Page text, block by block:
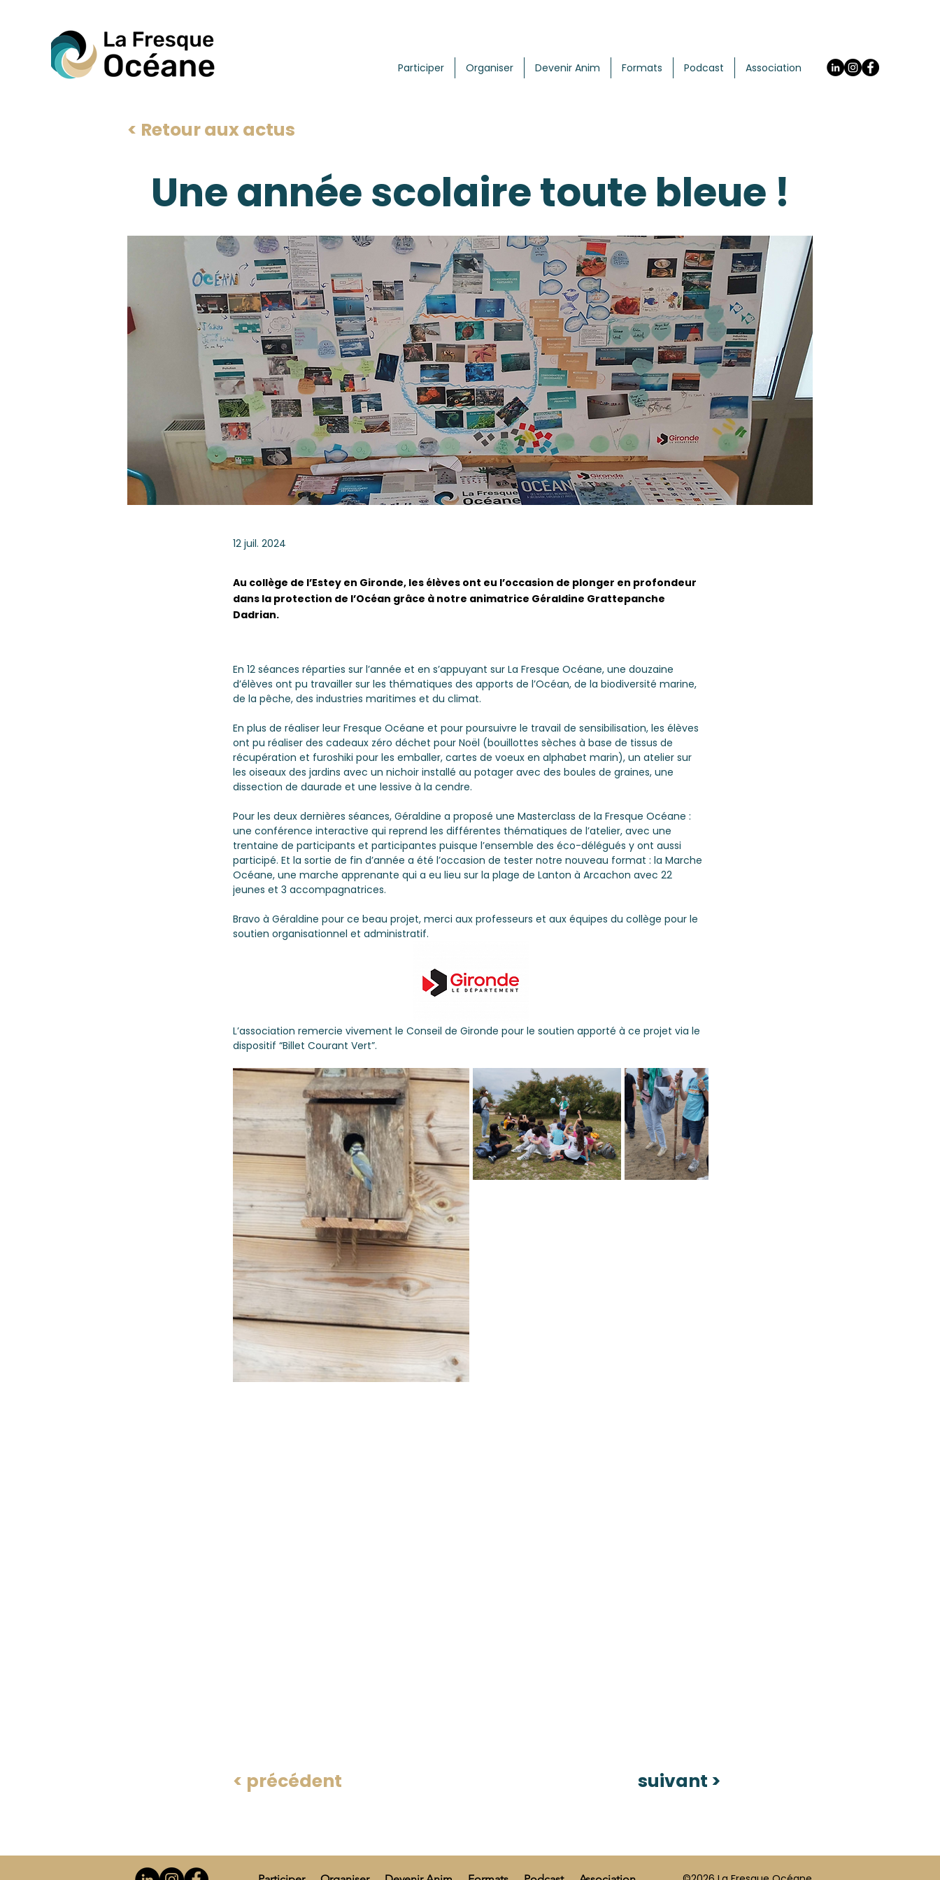
Participer Organiser Devenir Anim Formats Podcast Association
< Retour aux actus
Une année scolaire toute bleue !
12 juil. 2024
Au collège de l’Estey en Gironde, les élèves ont eu l’occasion de plonger en profondeur
dans la protection de l’Océan grâce à notre animatrice Géraldine Grattepanche
Dadrian.
En 12 séances réparties sur l’année et en s’appuyant sur La Fresque Océane, une douzaine
d’élèves ont pu travailler sur les thématiques des apports de l’Océan, de la biodiversité marine,
de la pêche, des industries maritimes et du climat.
En plus de réaliser leur Fresque Océane et pour poursuivre le travail de sensibilisation, les élèves
ont pu réaliser des cadeaux zéro déchet pour Noël (bouillottes sèches à base de tissus de
récupération et furoshiki pour les emballer, cartes de voeux en alphabet marin), un atelier sur
les oiseaux des jardins avec un nichoir installé au potager avec des boules de graines, une
dissection de daurade et une lessive à la cendre.
Pour les deux dernières séances, Géraldine a proposé une Masterclass de la Fresque Océane :
une conférence interactive qui reprend les différentes thématiques de l’atelier, avec une
trentaine de participants et participantes puisque l’ensemble des éco-délégués y ont aussi
participé. Et la sortie de fin d’année a été l’occasion de tester notre nouveau format : la Marche
Océane, une marche apprenante qui a eu lieu sur la plage de Lanton à Arcachon avec 22
jeunes et 3 accompagnatrices.
Bravo à Géraldine pour ce beau projet, merci aux professeurs et aux équipes du collège pour le
soutien organisationnel et administratif.
L’association remercie vivement le Conseil de Gironde pour le soutien apporté à ce projet via le
dispositif “Billet Courant Vert”.
< précédent suivant >